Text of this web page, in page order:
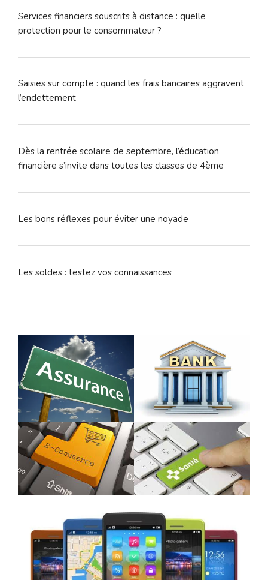
Services financiers souscrits à distance : quelle
protection pour le consommateur ?
Saisies sur compte : quand les frais bancaires aggravent
l’endettement
Dès la rentrée scolaire de septembre, l’éducation
financière s’invite dans toutes les classes de 4ème
Les bons réflexes pour éviter une noyade
Les soldes : testez vos connaissances